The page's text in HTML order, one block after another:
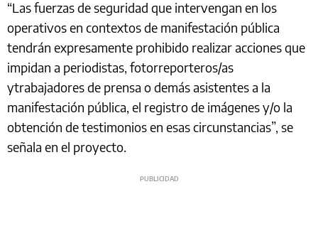
“Las fuerzas de seguridad que intervengan en los
operativos en contextos de manifestación pública
tendrán expresamente prohibido realizar acciones que
impidan a periodistas, fotorreporteros/as
ytrabajadores de prensa o demás asistentes a la
manifestación pública, el registro de imágenes y/o la
obtención de testimonios en esas circunstancias”, se
señala en el proyecto.